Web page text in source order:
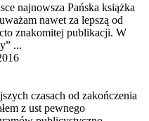
najnowsza Pańska książka
nawet za lepszą od
znakomitej publikacji. W
...
czasach od zakończenia
z ust pewnego